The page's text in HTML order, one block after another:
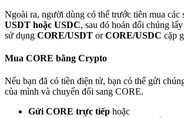
Đối tác Bitrue
Lên đến 65% hoa hồng!
Ngoài ra, người dùng có thể trước tiên mua các
USDT hoặc USDC, sau đó hoán đổi chúng lấy
sử dụng CORE/USDT orCORE/USDC cặp
Mua CORE bằng Crypto
Nếu bạn đã có tiền điện tử, bạn có thể gửi
của mình và chuyển đổi sang CORE.
Gửi CORE trực tiếp hoặc